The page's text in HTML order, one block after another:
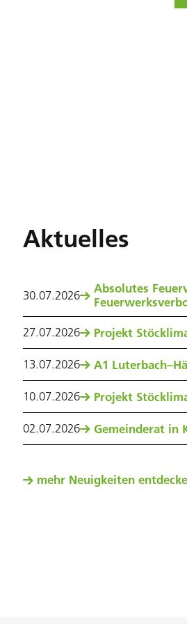
Aktuelles
30.07.2026
Absolutes
27.07.2026 Projekt
13.07.2026 A1
10.07.2026 Projekt
02.07.2026 Gemeinderat in
mehr Neuigkeiten